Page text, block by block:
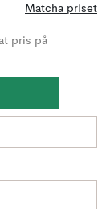
Matcha priset
pris på